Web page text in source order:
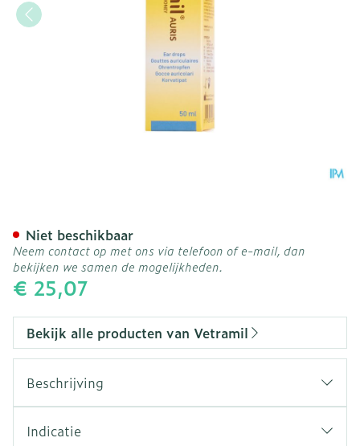
€ 25,07
Niet beschikbaar
Neem contact op met ons via telefoon of e-mail, dan
bekijken we samen de mogelijkheden.
Bekijk alle producten van Vetramil
Beschrijving
Indicatie